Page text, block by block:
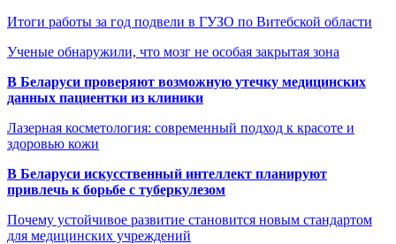
Итоги работы за год подвели в ГУЗО по Витебской области
Ученые обнаружили, что мозг не особая закрытая зона
В Беларуси проверяют возможную утечку медицинских
данных пациентки из клиники
Лазерная косметология: современный подход к красоте и
здоровью кожи
В Беларуси искусственный интеллект планируют
привлечь к борьбе с туберкулезом
Почему устойчивое развитие становится новым стандартом
для медицинских учреждений